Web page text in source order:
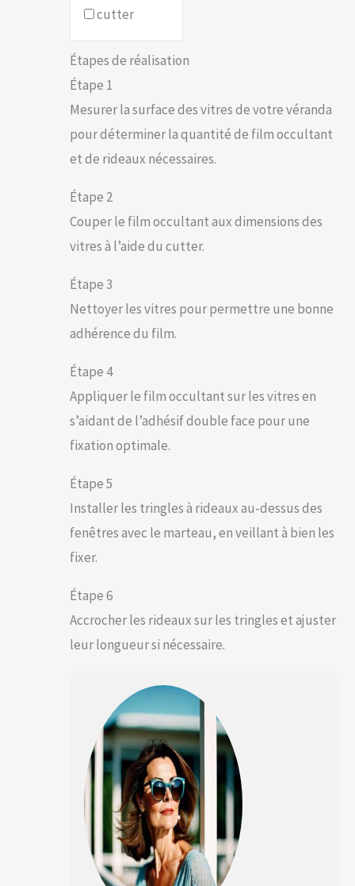
cutter
Étapes de réalisation
Étape 1
Mesurer la surface des vitres de votre véranda
pour déterminer la quantité de film occultant
et de rideaux nécessaires.
Étape 2
Couper le film occultant aux dimensions des
vitres à l’aide du cutter.
Étape 3
Nettoyer les vitres pour permettre une bonne
adhérence du film.
Étape 4
Appliquer le film occultant sur les vitres en
s’aidant de l’adhésif double face pour une
fixation optimale.
Étape 5
Installer les tringles à rideaux au-dessus des
fenêtres avec le marteau, en veillant à bien les
fixer.
Étape 6
Accrocher les rideaux sur les tringles et ajuster
leur longueur si nécessaire.